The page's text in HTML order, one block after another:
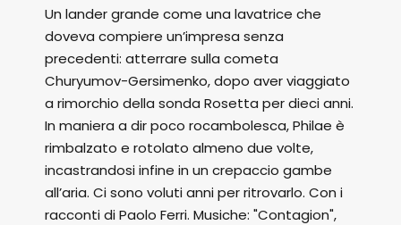
Un lander grande come una lavatrice che
doveva compiere un’impresa senza
precedenti: atterrare sulla cometa
Churyumov-Gersimenko, dopo aver viaggiato
a rimorchio della sonda Rosetta per dieci anni.
In maniera a dir poco rocambolesca, Philae è
rimbalzato e rotolato almeno due volte,
incastrandosi infine in un crepaccio gambe
all’aria. Ci sono voluti anni per ritrovarlo. Con i
racconti di Paolo Ferri. Musiche: "Contagion",